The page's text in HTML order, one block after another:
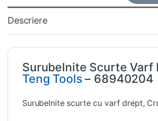
Descriere
Surubelnite Scurte Varf
Teng Tools– 68940204
Surubelnite scurte cu varf drept,